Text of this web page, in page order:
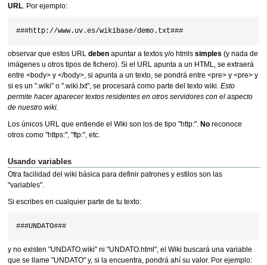
URL. Por ejemplo:
observar que estos URL debenapuntar a textos y/o htmls simples (y nada de
imágenes u otros tipos de fichero). Si el URL apunta a un HTML, se extraerá
entre <body> y </body>, si apunta a un texto, se pondrá entre <pre> y <pre> y
si es un ".wiki" o ".wiki.txt", se procesará como parte del texto wiki. Esto
permite hacer aparecer textos residentes en otros servidores con el aspecto
de nuestro wiki.
Los únicos URL que entiende el Wiki son los de tipo "http:". Noreconoce
otros como "https:", "ftp:", etc.
Usando variables
Otra facilidad del wiki básica para definir patrones y estilos son las
"variables".
Si escribes en cualquier parte de tu texto:
y no existen "UNDATO.wiki" ni "UNDATO.html", el Wiki buscará una variable
que se llame "UNDATO" y, si la encuentra, pondrá ahí su valor. Por ejemplo: